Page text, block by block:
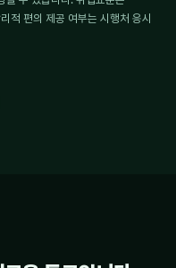
적 편의 제공 여부는 시행처 응시